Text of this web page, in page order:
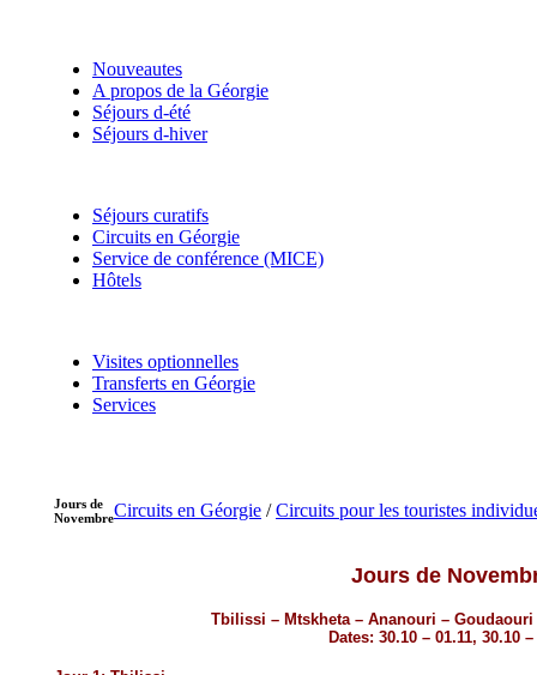
Nouveautes
A propos de la Géorgie
Séjours d-été
Séjours d-hiver
Séjours curatifs
Circuits en Géorgie
Service de conférence (MICE)
Hôtels
Visites optionnelles
Transferts en Géorgie
Services
Jours de
NovembreCircuits en Géorgie /Circuits pour les touristes
Jours de
Tbilissi – Mtskheta – Ananouri –
Dates: 30.10 – 01.11, 30.10 –